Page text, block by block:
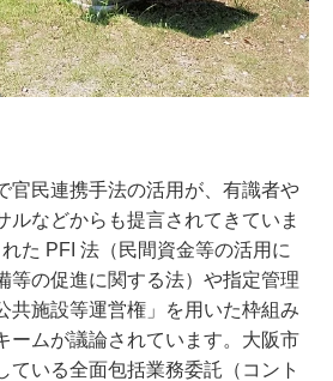
官民連携手法の活用が、有識者や
ルなどからも提言されてきていま
た PFI 法（民間資金等の活用に
等の促進に関する法）や指定管理
共施設等運営権」を用いた枠組み
ームが議論されています。大阪市
ている全面包括業務委託（コント